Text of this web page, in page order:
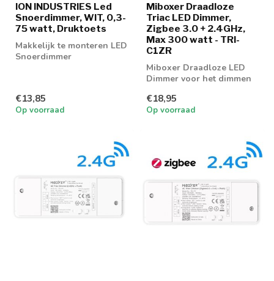
ION INDUSTRIES Led
Snoerdimmer, WIT, 0,3-
75 watt, Druktoets
Makkelijk te monteren LED
Snoerdimmer
€13,85
Op voorraad
Miboxer Draadloze
Triac LED Dimmer,
Zigbee 3.0 + 2.4GHz,
Max 300 watt - TRI-
C1ZR
Miboxer Draadloze LED
Dimmer voor het dimmen
€18,95
Op voorraad